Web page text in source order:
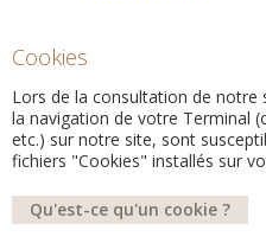
Cookies
Lors de la consultation de
la navigation de votre Terminal
etc.) sur notre site, sont
fichiers "Cookies" installés sur
Qu'est-ce qu'un cookie ?